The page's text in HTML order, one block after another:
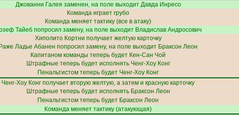
Джованни Галея заменен, на поле выходит Давда Инресо
Команда играет грубо
Команда меняет тактику (все в атаку)
Тайеб попросил замену, на поле выходит Владислав Андросович
Хиполито Кортни получает желтую карточку
Раже Ладье Абанен попросил замену, на поле выходит Браксон Леон
Капитаном команды теперь будет Кен-Сан Чой
Штрафные теперь будет исполнять Ченг-Хоу Конг
Пенальтистом теперь будет Ченг-Хоу Конг
Ченг-Хоу Конг получает вторую желтую, а затем и красную карточку
Штрафные теперь будет исполнять Браксон Леон
Пенальтистом теперь будет Браксон Леон
Команда меняет тактику (атакующая)